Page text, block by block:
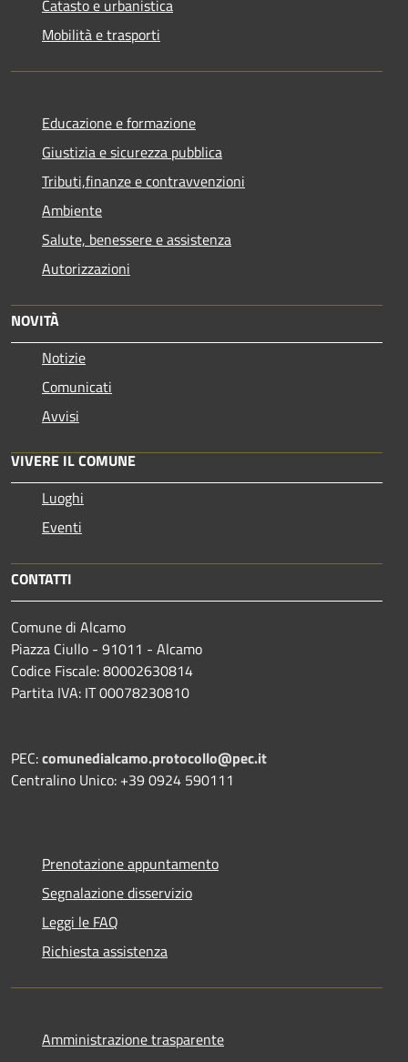
Catasto e urbanistica
Mobilità e trasporti
Educazione e formazione
Giustizia e sicurezza pubblica
Tributi,finanze e contravvenzioni
Ambiente
Salute, benessere e assistenza
Autorizzazioni
NOVITÀ
Notizie
Comunicati
Avvisi
VIVERE IL COMUNE
Luoghi
Eventi
CONTATTI
Comune di Alcamo
Piazza Ciullo - 91011 - Alcamo
Codice Fiscale: 80002630814
Partita IVA: IT 00078230810
PEC:comunedialcamo.protocollo@pec.it
Centralino Unico: +39 0924 590111
Prenotazione appuntamento
Segnalazione disservizio
Leggi le FAQ
Richiesta assistenza
Amministrazione trasparente